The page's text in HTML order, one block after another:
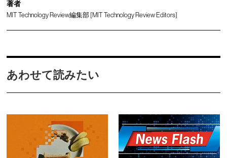
著者
MIT Technology Review編集部 [MIT Technology Review Editors]
あわせて読みたい